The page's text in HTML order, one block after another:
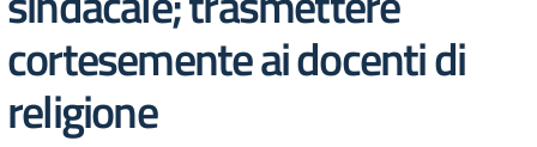
cortesemente ai docenti di
religione